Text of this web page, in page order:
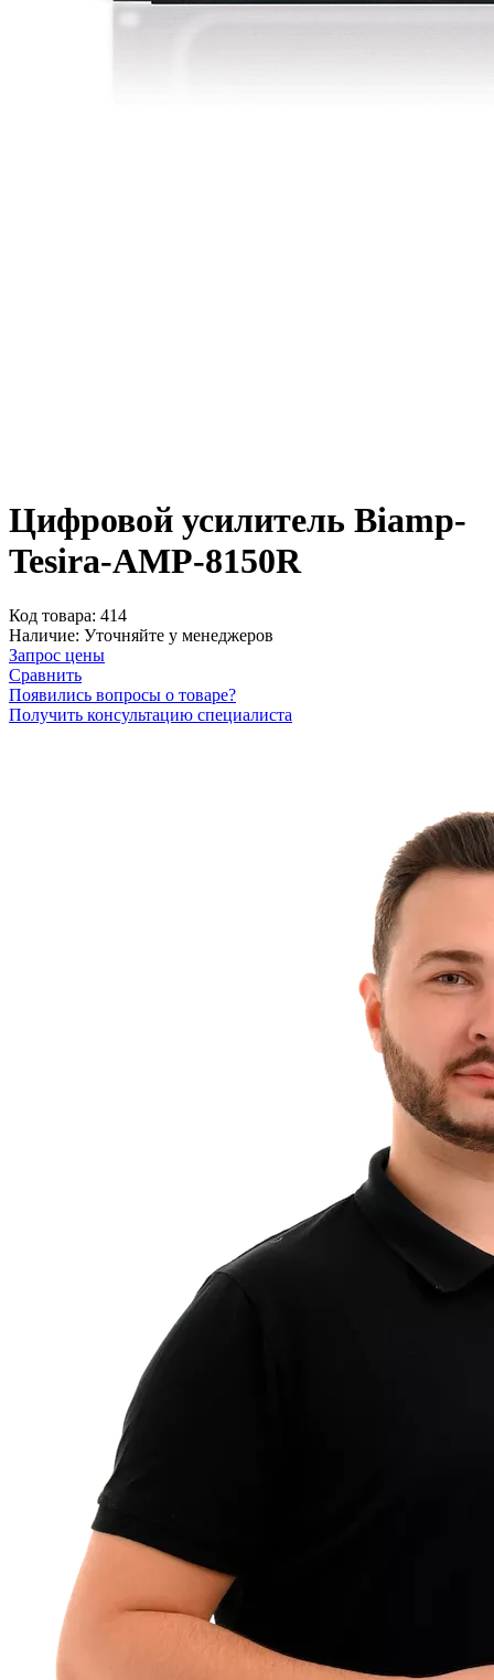
Цифровой усилитель Biamp-
Tesira-AMP-8150R
Код товара: 414
Наличие: Уточняйте у менеджеров
Запрос цены
Сравнить
Появились вопросы о товаре?
Получить консультацию специалиста